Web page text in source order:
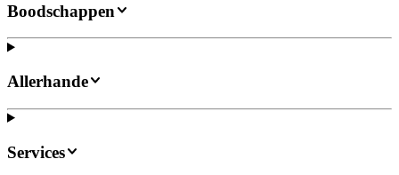
Boodschappen
Allerhande
Services